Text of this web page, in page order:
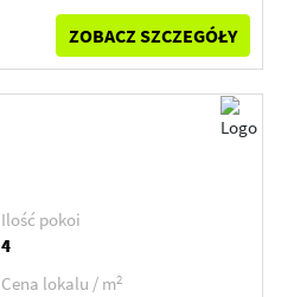
ZOBACZ SZCZEGÓŁY
Ilość pokoi
4
Cena lokalu / m2